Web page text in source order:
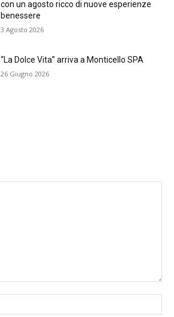
con un agosto ricco di nuove esperienze
benessere
3 Agosto 2026
“La Dolce Vita” arriva a Monticello SPA
26 Giugno 2026